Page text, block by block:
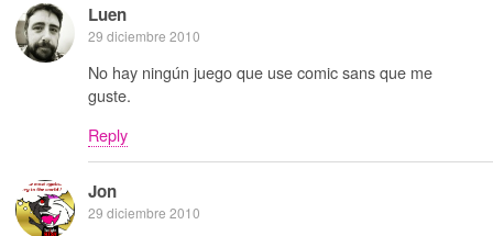
Luen
29 diciembre 2010
No hay ningún juego que use comic sans que me
guste.
Reply
Jon
29 diciembre 2010